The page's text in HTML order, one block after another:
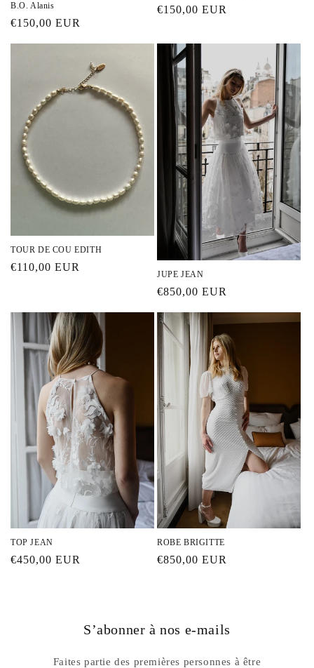
B.O. Alanis
Prix
€150,00 EUR
Prix
€150,00 EUR
TOUR DE COU EDITH
Prix
€110,00 EUR
JUPE JEAN
Prix
€850,00 EUR
TOP JEAN
Prix
€450,00 EUR
ROBE BRIGITTE
Prix
€850,00 EUR
S’abonner à nos e-mails
Faites partie des premières personnes à être